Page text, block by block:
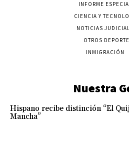
INFORME
CIENCIA Y
NOTICIAS
OTROS
INMIGRACIÓN
Nuestra
Hispano recibe distinción “El
Mancha”